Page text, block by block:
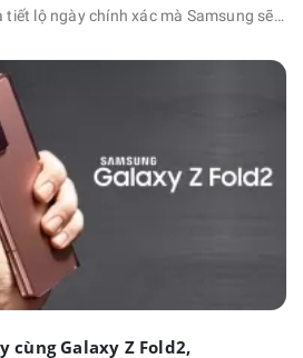
tiết lộ ngày chính xác mà Samsung sẽ
hiểu, trong đó ghi ngày 3/8 sẽ ra mắt
cùng Galaxy Z Fold2,